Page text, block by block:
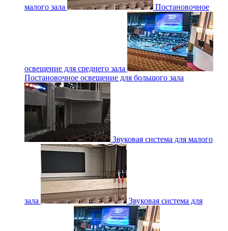
малого зала Постановочное
освещение для среднего зала
Постановочное освещение для большого зала
Звуковая система для малого
зала Звуковая система для